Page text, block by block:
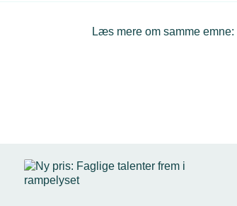
Læs mere om samme emne: